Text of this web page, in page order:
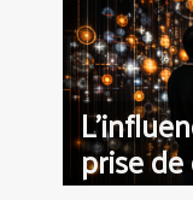
prise